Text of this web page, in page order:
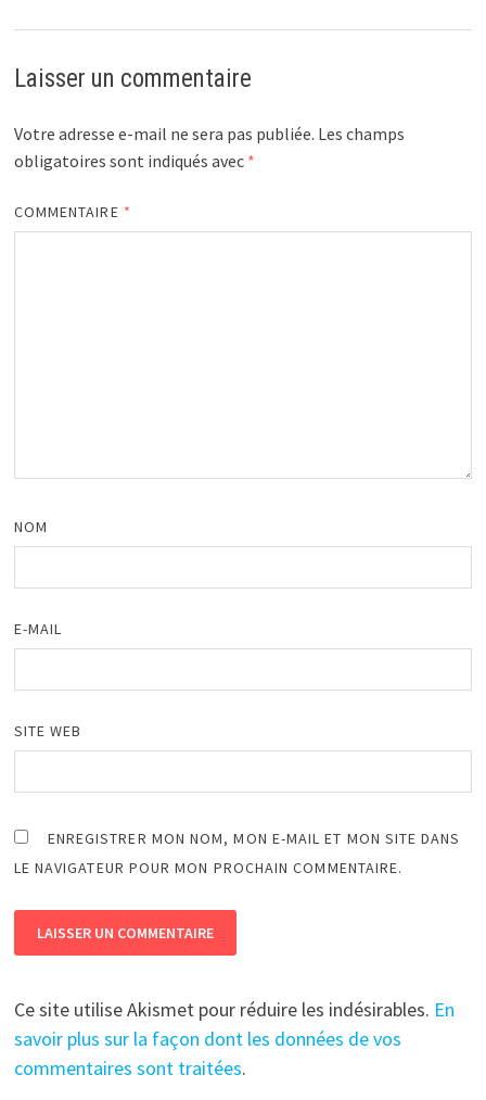
Laisser un commentaire
Votre adresse e-mail ne sera pas publiée. Les champs
obligatoires sont indiqués avec *
COMMENTAIRE *
NOM
E-MAIL
SITE WEB
ENREGISTRER MON NOM, MON E-MAIL ET MON SITE DANS
LE NAVIGATEUR POUR MON PROCHAIN COMMENTAIRE.
Ce site utilise Akismet pour réduire les indésirables. En
savoir plus sur la façon dont les données de vos
commentaires sont traitées.